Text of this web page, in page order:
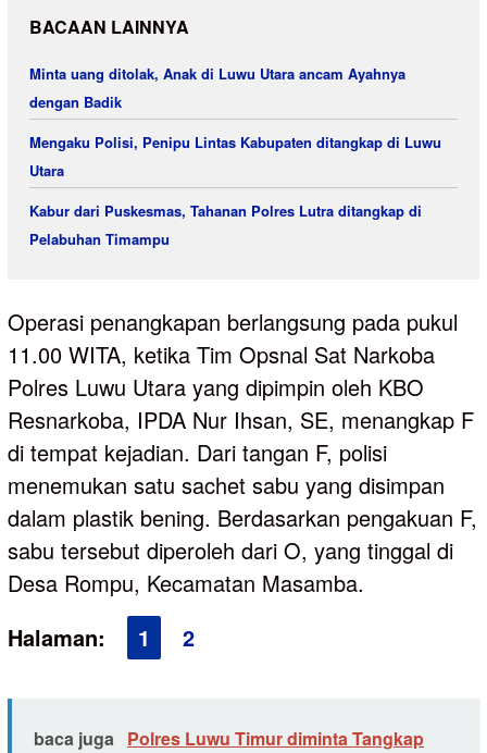
BACAAN LAINNYA
Minta uang ditolak, Anak di Luwu Utara ancam Ayahnya
dengan Badik
Mengaku Polisi, Penipu Lintas Kabupaten ditangkap di Luwu
Utara
Kabur dari Puskesmas, Tahanan Polres Lutra ditangkap di
Pelabuhan Timampu
Operasi penangkapan berlangsung pada pukul
11.00 WITA, ketika Tim Opsnal Sat Narkoba
Polres Luwu Utara yang dipimpin oleh KBO
Resnarkoba, IPDA Nur Ihsan, SE, menangkap F
di tempat kejadian. Dari tangan F, polisi
menemukan satu sachet sabu yang disimpan
dalam plastik bening. Berdasarkan pengakuan F,
sabu tersebut diperoleh dari O, yang tinggal di
Desa Rompu, Kecamatan Masamba.
Halaman:
1 2
baca juga
Polres Luwu Timur diminta Tangkap